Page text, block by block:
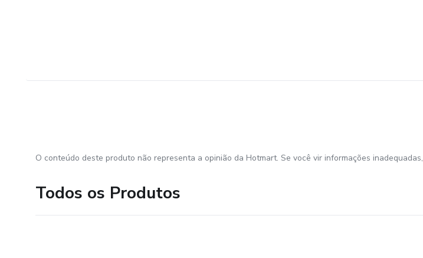
O conteúdo deste produto não representa a opinião da Hotmart. Se você vir informações inadequadas,
Todos os Produtos